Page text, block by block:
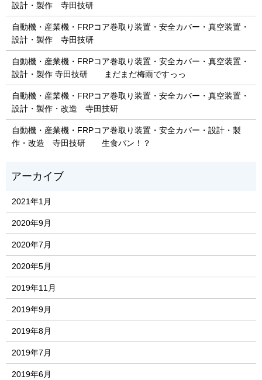
設計・製作 寺田技研
自動機・産業機・FRPコア巻取り装置・安全カバー・真空装置・
設計・製作 寺田技研
自動機・産業機・FRPコア巻取り装置・安全カバー・真空装置・
設計・製作 寺田技研 まだまだ梅雨ですっっ
自動機・産業機・FRPコア巻取り装置・安全カバー・真空装置・
設計・製作・改造 寺田技研
自動機・産業機・FRPコア巻取り装置・安全カバー・設計・製
作・改造 寺田技研 生食パン！？
2021年1月
2020年9月
2020年7月
2020年5月
2019年11月
2019年9月
2019年8月
2019年7月
2019年6月